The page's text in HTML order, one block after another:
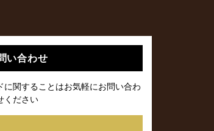
い合わせ
に関することはお気軽にお問い合わ
ください